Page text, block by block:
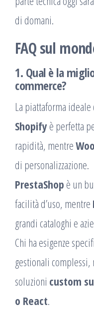
di domani.
FAQ sul
1. Qual è la
commerce?
La piattaforma
Shopifyè perfetta
rapidità, mentre
di personalizzazione.
PrestaShop è un
facilità d’uso, mentre
grandi cataloghi e
Chi ha esigenze
gestionali
soluzioni custom
o React.